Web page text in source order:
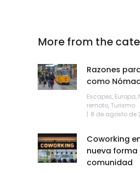
More from the
Razones
como
Escapes, Europa,
remoto,Turismo
8 de agosto de
Coworking
nueva
comunidad